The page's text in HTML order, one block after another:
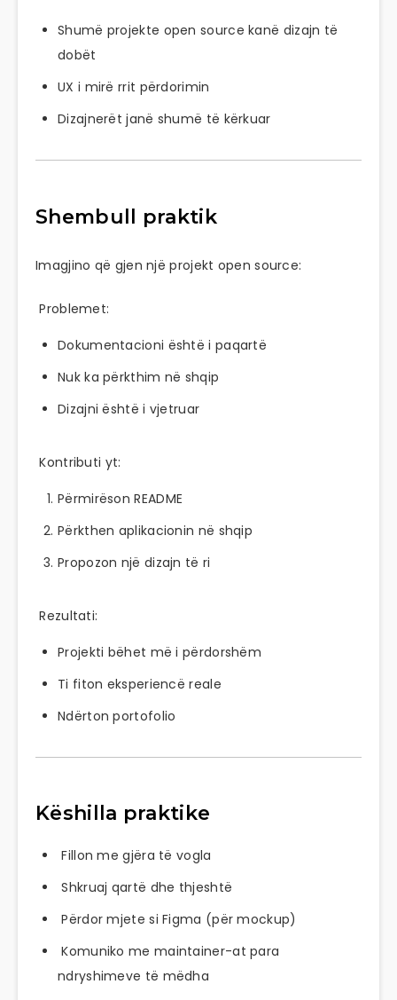
Shumë projekte open source kanë dizajn të
dobët
UX i mirë rrit përdorimin
Dizajnerët janë shumë të kërkuar
Shembull praktik
Imagjino që gjen një projekt open source:
Problemet:
Dokumentacioni është i paqartë
Nuk ka përkthim në shqip
Dizajni është i vjetruar
Kontributi yt:
Përmirëson README
Përkthen aplikacionin në shqip
Propozon një dizajn të ri
Rezultati:
Projekti bëhet më i përdorshëm
Ti fiton eksperiencë reale
Ndërton portofolio
Këshilla praktike
Fillon me gjëra të vogla
Shkruaj qartë dhe thjeshtë
Përdor mjete si Figma (për mockup)
Komuniko me maintainer-at para
ndryshimeve të mëdha